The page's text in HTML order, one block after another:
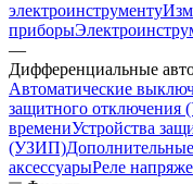
электроинструменту
приборы
—
Дифференциальные
Автоматические
защитного отключения
времениУстройства
(УЗИП)
аксессуарыРеле